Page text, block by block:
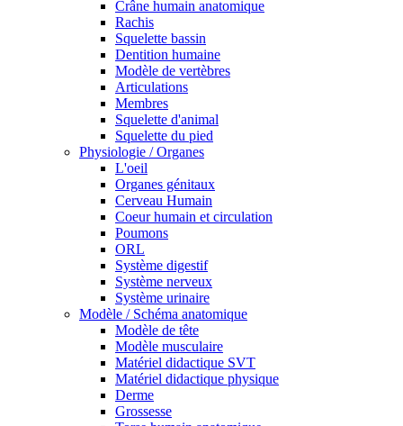
Crâne humain anatomique
Rachis
Squelette bassin
Dentition humaine
Modèle de vertèbres
Articulations
Membres
Squelette d'animal
Squelette du pied
Physiologie / Organes
L'oeil
Organes génitaux
Cerveau Humain
Coeur humain et circulation
Poumons
ORL
Système digestif
Système nerveux
Système urinaire
Modèle / Schéma anatomique
Modèle de tête
Modèle musculaire
Matériel didactique SVT
Matériel didactique physique
Derme
Grossesse